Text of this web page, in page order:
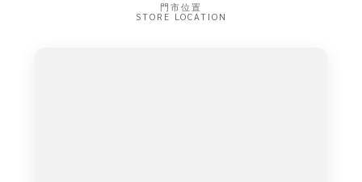
門市位置
STORE LOCATION